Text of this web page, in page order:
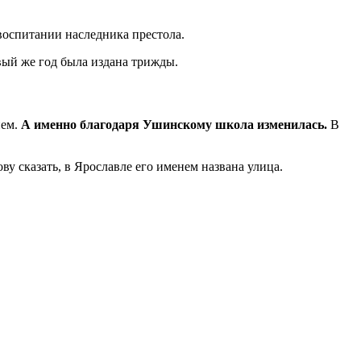
наследника престола.
же год была издана трижды.
А именно благодаря Ушинскому школа изменилась. В
сказать, в Ярославле его именем названа улица.